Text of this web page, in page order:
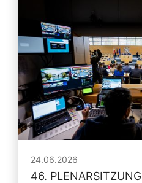
24.06.2026
46. PLENARSITZUNG